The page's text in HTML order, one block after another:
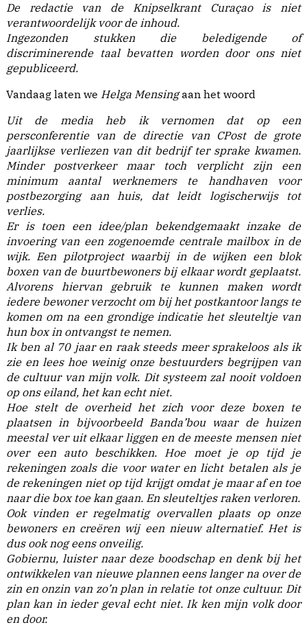
De redactie van de Knipselkrant Curaçao is niet
verantwoordelijk voor de inhoud.
Ingezonden stukken die beledigende of
discriminerende taal bevatten worden door ons niet
gepubliceerd.
Vandaag laten we Helga Mensingaan het woord
Uit de media heb ik vernomen dat op een
persconferentie van de directie van CPost de grote
jaarlijkse verliezen van dit bedrijf ter sprake kwamen.
Minder postverkeer maar toch verplicht zijn een
minimum aantal werknemers te handhaven voor
postbezorging aan huis, dat leidt logischerwijs tot
verlies.
Er is toen een idee/plan bekendgemaakt inzake de
invoering van een zogenoemde centrale mailbox in de
wijk. Een pilotproject waarbij in de wijken een blok
boxen van de buurtbewoners bij elkaar wordt geplaatst.
Alvorens hiervan gebruik te kunnen maken wordt
iedere bewoner verzocht om bij het postkantoor langs te
komen om na een grondige indicatie het sleuteltje van
hun box in ontvangst te nemen.
Ik ben al 70 jaar en raak steeds meer sprakeloos als ik
zie en lees hoe weinig onze bestuurders begrijpen van
de cultuur van mijn volk. Dit systeem zal nooit voldoen
op ons eiland, het kan echt niet.
Hoe stelt de overheid het zich voor deze boxen te
plaatsen in bijvoorbeeld Banda’bou waar de huizen
meestal ver uit elkaar liggen en de meeste mensen niet
over een auto beschikken. Hoe moet je op tijd je
rekeningen zoals die voor water en licht betalen als je
de rekeningen niet op tijd krijgt omdat je maar af en toe
naar die box toe kan gaan. En sleuteltjes raken verloren.
Ook vinden er regelmatig overvallen plaats op onze
bewoners en creëren wij een nieuw alternatief. Het is
dus ook nog eens onveilig.
Gobiernu, luister naar deze boodschap en denk bij het
ontwikkelen van nieuwe plannen eens langer na over de
zin en onzin van zo’n plan in relatie tot onze cultuur. Dit
plan kan in ieder geval echt niet. Ik ken mijn volk door
en door.